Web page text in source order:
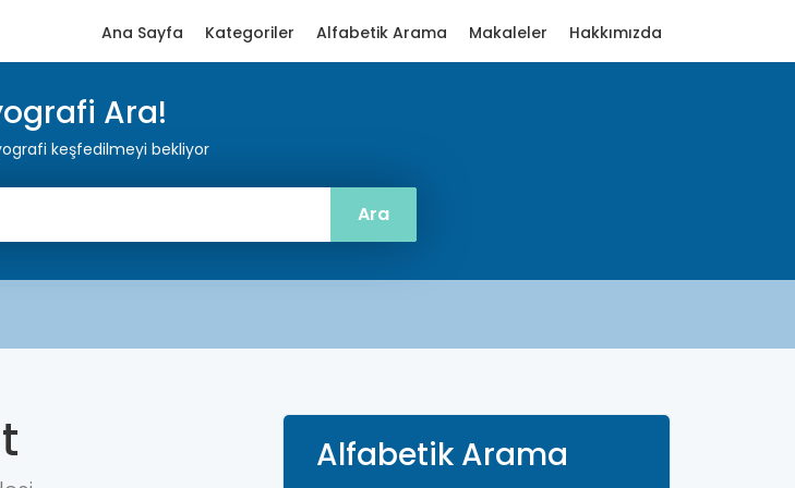
Ana Sayfa Kategoriler Alfabetik Arama Makaleler Hakkımızda
Ara!
keşfedilmeyi bekliyor
Alfabetik Arama